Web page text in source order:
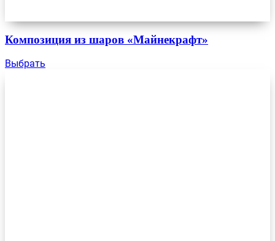
Композиция из шаров «Майнекрафт»
Выбрать